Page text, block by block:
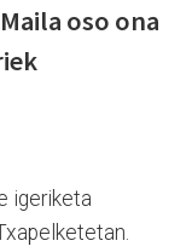
oso ona
igeriketa